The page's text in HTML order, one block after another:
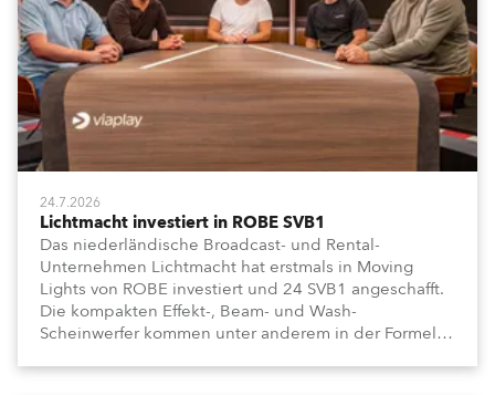
24.7.2026
Lichtmacht investiert in ROBE SVB1
Das niederländische Broadcast- und Rental-
Unternehmen Lichtmacht hat erstmals in Moving
Lights von ROBE investiert und 24 SVB1 angeschafft.
Die kompakten Effekt-, Beam- und Wash-
Scheinwerfer kommen unter anderem in der Formel-
Viaplay zum Einsatz.